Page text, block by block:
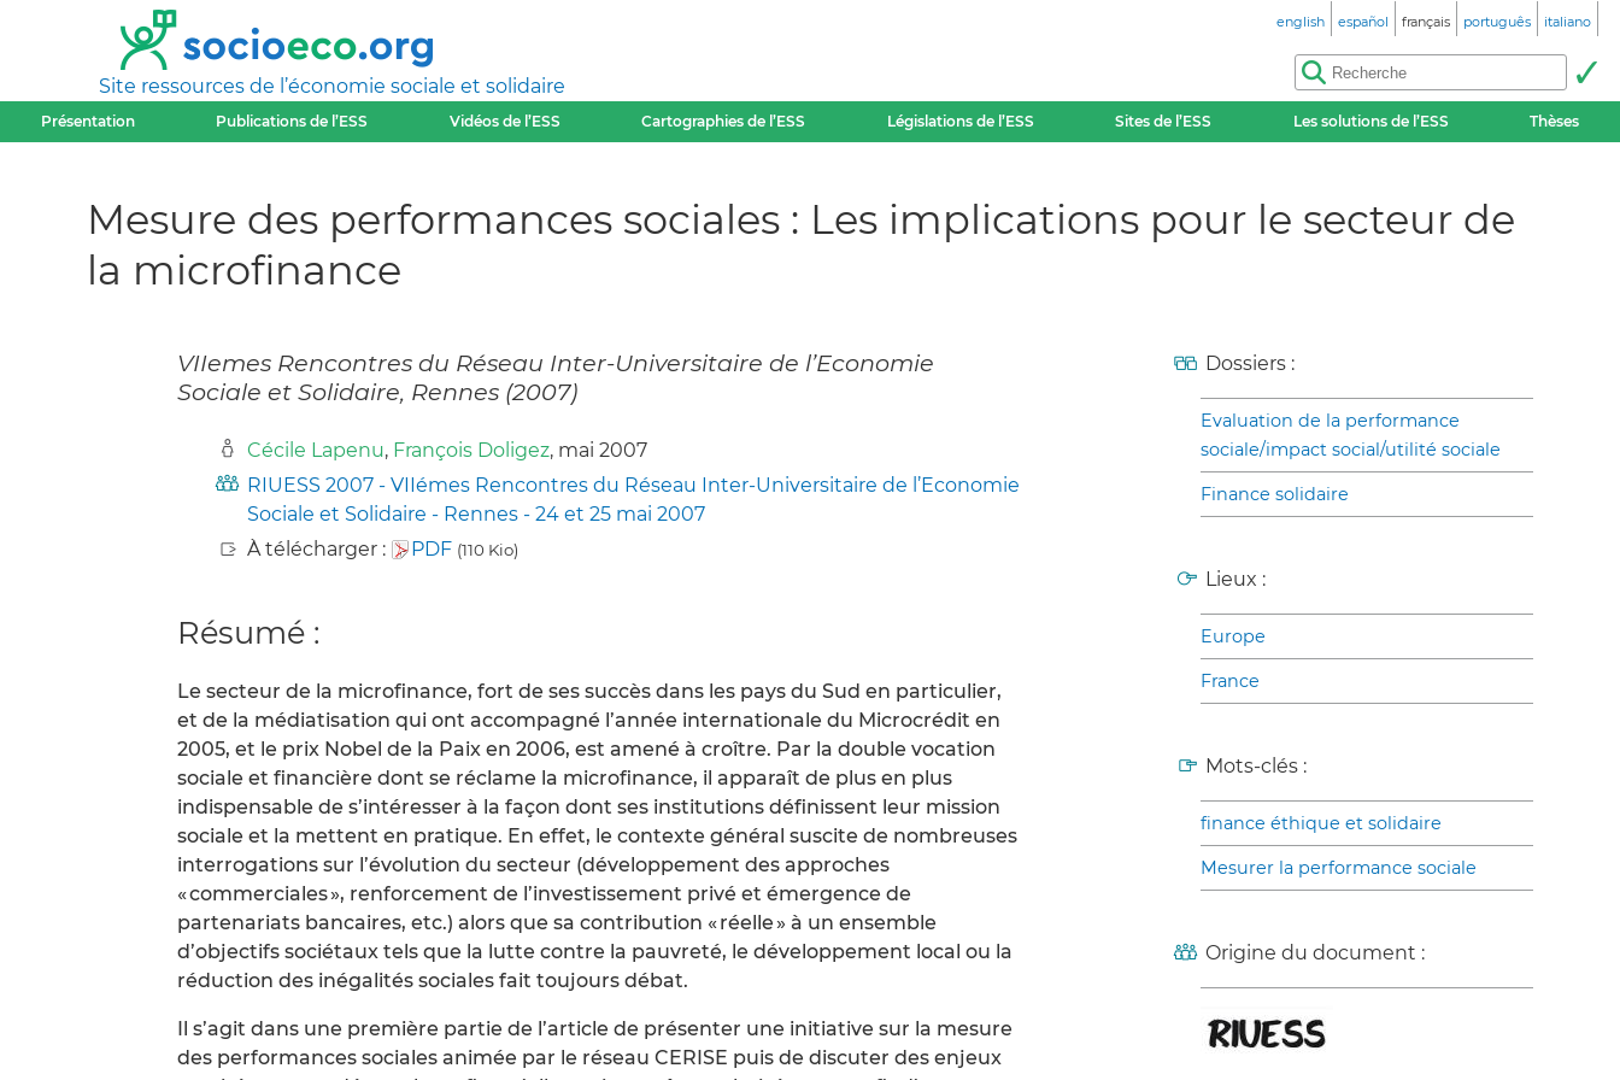
Site ressources de l’économie sociale et solidaire
english español français português italiano
Présentation Publications de l’ESS Vidéos de l’ESS Cartographies de l’ESS Législations de l’ESS Sites de l’ESS Les solutions de l’ESS Thèses
Mesure des performances sociales : Les implications pour le secteur de
la microfinance
VIIemes Rencontres du Réseau Inter-Universitaire de l’Economie
Sociale et Solidaire, Rennes (2007)
Cécile Lapenu, François Doligez, mai 2007
RIUESS 2007 - VIIémes Rencontres du Réseau Inter-Universitaire de l’Economie
Sociale et Solidaire - Rennes - 24 et 25 mai 2007
À télécharger :
PDF (110 Kio)
Résumé :
Le secteur de la microfinance, fort de ses succès dans les pays du Sud en particulier,
et de la médiatisation qui ont accompagné l’année internationale du Microcrédit en
2005, et le prix Nobel de la Paix en 2006, est amené à croître. Par la double vocation
sociale et financière dont se réclame la microfinance, il apparaît de plus en plus
indispensable de s’intéresser à la façon dont ses institutions définissent leur mission
sociale et la mettent en pratique. En effet, le contexte général suscite de nombreuses
interrogations sur l’évolution du secteur (développement des approches
« commerciales », renforcement de l’investissement privé et émergence de
partenariats bancaires, etc.) alors que sa contribution « réelle » à un ensemble
d’objectifs sociétaux tels que la lutte contre la pauvreté, le développement local ou la
réduction des inégalités sociales fait toujours débat.
Il s’agit dans une première partie de l’article de présenter une initiative sur la mesure
des performances sociales animée par le réseau CERISE puis de discuter des enjeux
Dossiers :
Evaluation de la performance
sociale/impact social/utilité sociale
Finance solidaire
Lieux :
Europe
France
Mots-clés :
finance éthique et solidaire
Mesurer la performance sociale
Origine du document :